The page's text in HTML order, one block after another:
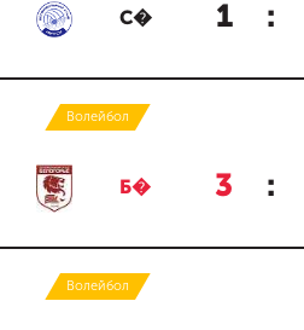
С� 1 :
Волейбол
Б� 3 :
Волейбол